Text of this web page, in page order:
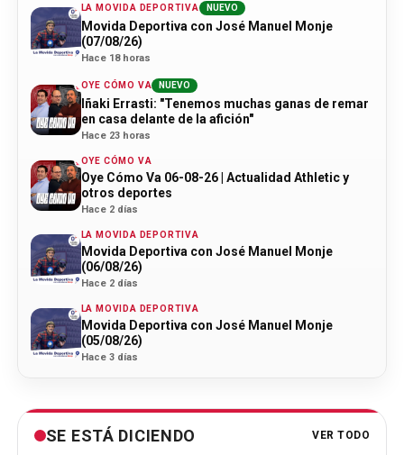
LA MOVIDA DEPORTIVA NUEVO
Movida Deportiva con José Manuel Monje
(07/08/26)
Hace 18 horas
OYE CÓMO VA NUEVO
Iñaki Errasti: "Tenemos muchas ganas de remar
en casa delante de la afición"
Hace 23 horas
OYE CÓMO VA
Oye Cómo Va 06-08-26 | Actualidad Athletic y
otros deportes
Hace 2 días
LA MOVIDA DEPORTIVA
Movida Deportiva con José Manuel Monje
(06/08/26)
Hace 2 días
LA MOVIDA DEPORTIVA
Movida Deportiva con José Manuel Monje
(05/08/26)
Hace 3 días
SE ESTÁ DICIENDO VER TODO